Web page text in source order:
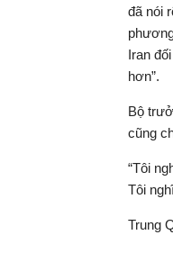
đã nói
Iran
hơn”.
Bộ
cũng
“Tôi
Tôi
Trung